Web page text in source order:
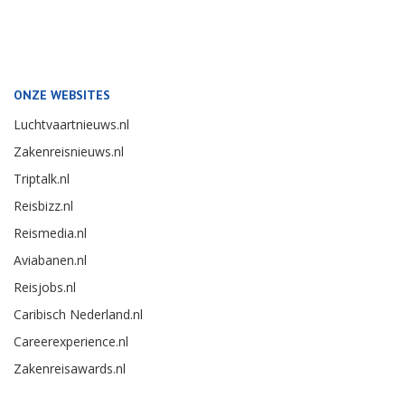
ONZE WEBSITES
Luchtvaartnieuws.nl
Zakenreisnieuws.nl
Triptalk.nl
Reisbizz.nl
Reismedia.nl
Aviabanen.nl
Reisjobs.nl
Caribisch Nederland.nl
Careerexperience.nl
Zakenreisawards.nl